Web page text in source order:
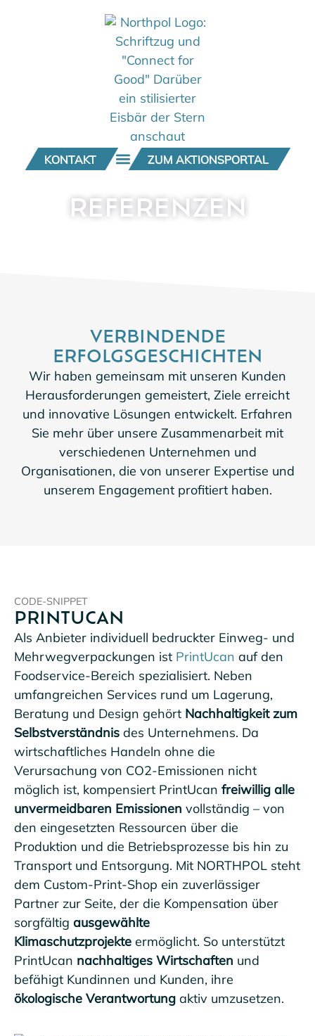
KONTAKT ZUM AKTIONSPORTAL
REFERENZEN
VERBINDENDE
ERFOLGSGESCHICHTEN
Wir haben gemeinsam mit unseren Kunden
Herausforderungen gemeistert, Ziele erreicht
und innovative Lösungen entwickelt. Erfahren
Sie mehr über unsere Zusammenarbeit mit
verschiedenen Unternehmen und
Organisationen, die von unserer Expertise und
unserem Engagement profitiert haben.
CODE-SNIPPET
PRINTUCAN
Als Anbieter individuell bedruckter Einweg- und
Mehrwegverpackungen ist PrintUcan auf den
Foodservice-Bereich spezialisiert. Neben
umfangreichen Services rund um Lagerung,
Beratung und Design gehört Nachhaltigkeit zum
Selbstverständnis des Unternehmens. Da
wirtschaftliches Handeln ohne die
Verursachung von CO2-Emissionen nicht
möglich ist, kompensiert PrintUcan freiwillig alle
unvermeidbaren Emissionen vollständig – von
den eingesetzten Ressourcen über die
Produktion und die Betriebsprozesse bis hin zu
Transport und Entsorgung. Mit NORTHPOL steht
dem Custom-Print-Shop ein zuverlässiger
Partner zur Seite, der die Kompensation über
sorgfältig ausgewählte
Klimaschutzprojekte ermöglicht. So unterstützt
PrintUcan nachhaltiges Wirtschaften und
befähigt Kundinnen und Kunden, ihre
ökologische Verantwortung aktiv umzusetzen.